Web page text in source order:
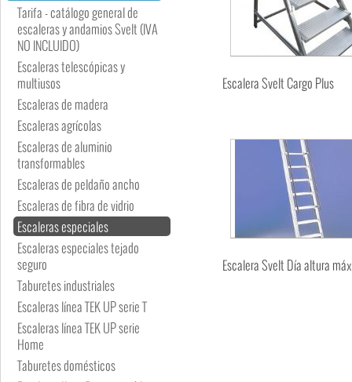
Tarifa - catálogo general de
escaleras y andamios Svelt (IVA
NO INCLUIDO)
Escaleras telescópicas y
multiusos
Escaleras de madera
Escaleras agrícolas
Escaleras de aluminio
transformables
Escaleras de peldaño ancho
Escaleras de fibra de vidrio
Escaleras especiales
Escaleras especiales tejado
seguro
Taburetes industriales
Escaleras línea TEK UP serie T
Escaleras línea TEK UP serie
Home
Taburetes domésticos
Escalera Svelt Cargo Plus
Escalera Svelt Día altura